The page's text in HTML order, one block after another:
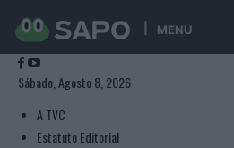
MENU
Sábado, Agosto 8, 2026
A TVC
Estatuto Editorial